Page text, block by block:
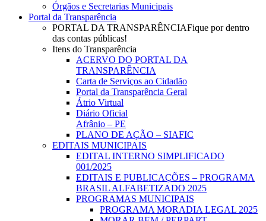
Órgãos e Secretarias Municipais
Portal da Transparência
PORTAL DA TRANSPARÊNCIAFique por dentro
das contas públicas!
Itens do Transparência
ACERVO DO PORTAL DA
TRANSPARÊNCIA
Carta de Serviços ao Cidadão
Portal da Transparência Geral
Átrio Virtual
Diário Oficial
Afrânio – PE
PLANO DE AÇÃO – SIAFIC
EDITAIS MUNICIPAIS
EDITAL INTERNO SIMPLIFICADO
001/2025
EDITAIS E PUBLICAÇÕES – PROGRAMA
BRASIL ALFABETIZADO 2025
PROGRAMAS MUNICIPAIS
PROGRAMA MORADIA LEGAL 2025